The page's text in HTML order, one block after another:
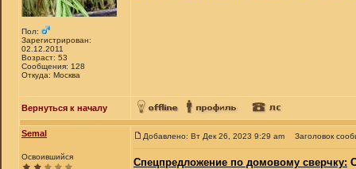
Пол:
Зарегистрирован:
02.12.2011
Возраст: 53
Сообщения: 128
Откуда: Москва
Вернуться к началу
Semal
Освоившийся
Добавлено: Вт Дек 26, 2023 9:29 am Заголовок
Спецпредложение по домовому сверчку: